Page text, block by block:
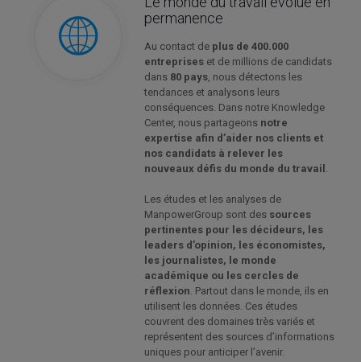
permanence
Au contact de plus de 400.000
entrepriseset de millions de candidats
dans 80 pays, nous détectons les
tendances et analysons leurs
conséquences. Dans notre Knowledge
Center, nous partageons notre
expertise afin d’aider nos clients et
nos candidats à relever les
nouveaux défis du monde du travail .
Les études et les analyses de
ManpowerGroup sont des sources
pertinentes pour les décideurs, les
leaders d’opinion, les économistes,
les journalistes, le monde
académique ou les cercles de
réflexion. Partout dans le monde, ils en
utilisent les données. Ces études
couvrent des domaines très variés et
représentent des sources d’informations
uniques pour anticiper l’avenir.